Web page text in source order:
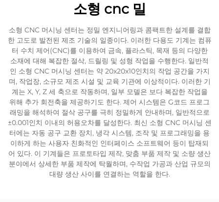
소형 cnc 밀
소형 CNC 머시닝 센터는 정밀 엔지니어링과 콤팩트한 설계를 결합
한 고도로 발전된 제조 기술의 일종이다. 이러한 다용도 기계는 컴퓨
터 수치 제어(CNC)를 이용하여 금속, 플라스틱, 목재 등의 다양한
소재에 대해 복잡한 절삭, 드릴링 및 성형 작업을 수행한다. 일반적
인 소형 CNC 머시닝 센터는 약 20x20x10인치의 작업 공간을 가지
며, 작업장, 소규모 제조 시설 및 교육 기관에 이상적이다. 이러한 기
계는 X, Y, Z 세 축으로 작동하며, 일부 모델은 보다 복잡한 작업을
위해 추가 회전축을 제공하기도 한다. 제어 시스템은 G코드 프로그
래밍을 해석하여 절삭 공구를 극히 정밀하게 안내하며, 일반적으로
±0.001인치 이내의 허용오차를 달성한다. 최신 소형 CNC 머시닝 센
터에는 자동 공구 교환 장치, 냉각 시스템, 조작 및 프로그래밍을 용
이하게 하는 사용자 친화적인 인터페이스 소프트웨어 등이 탑재되
어 있다. 이 기계들은 프로토타입 제작, 맞춤 부품 제작 및 소량 생산
분야에서 상세한 부품 제작에 탁월하며, 수작업 가공과 산업 규모의
대량 생산 사이를 연결하는 역할을 한다.